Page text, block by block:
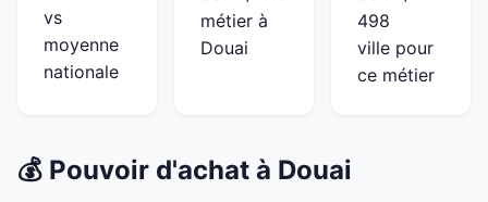
vs
moyenne
nationale
métier à
Douai
498
ville pour
ce métier
💰 Pouvoir d'achat à Douai